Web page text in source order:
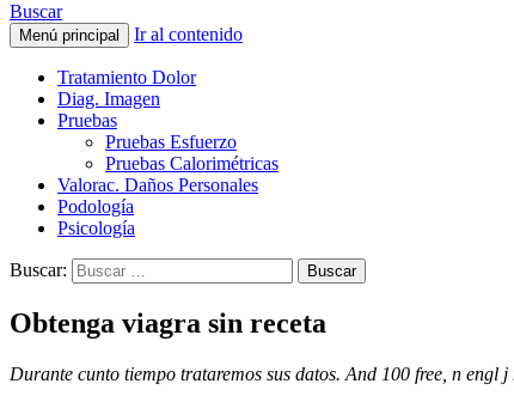
Buscar
Menú principal Ir al contenido
Tratamiento Dolor
Diag. Imagen
Pruebas
Pruebas Esfuerzo
Pruebas Calorimétricas
Valorac. Daños Personales
Podología
Psicología
Buscar:
Obtenga viagra sin receta
Durante cunto tiempo trataremos sus datos. And 100 free, n